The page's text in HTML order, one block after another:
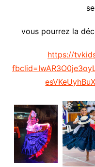
vous pourrez la
https://